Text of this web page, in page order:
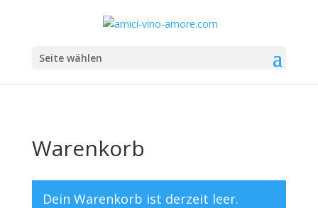
Seite wählen
Warenkorb
Dein Warenkorb ist derzeit leer.